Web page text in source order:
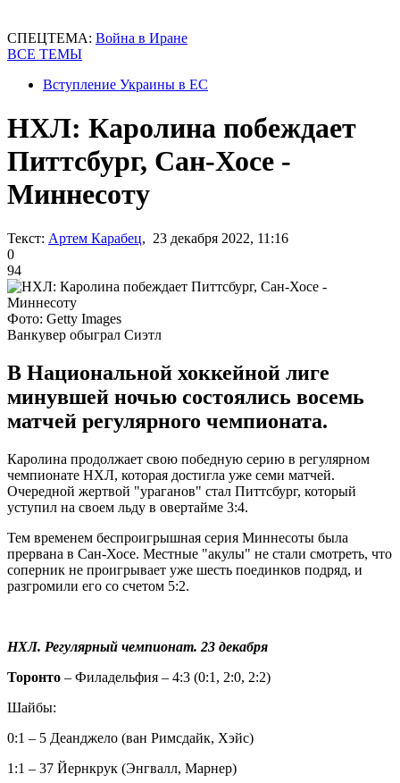
СПЕЦТЕМА: Война в Иране
ВСЕ ТЕМЫ
Вступление Украины в ЕС
НХЛ: Каролина побеждает
Питтсбург, Сан-Хосе -
Миннесоту
Текст: Артем Карабец, 23 декабря 2022, 11:16
0
94
Фото: Getty Images
Ванкувер обыграл Сиэтл
В Национальной хоккейной лиге
минувшей ночью состоялись восемь
матчей регулярного чемпионата.
Каролина продолжает свою победную серию в регулярном
чемпионате НХЛ, которая достигла уже семи матчей.
Очередной жертвой "ураганов" стал Питтсбург, который
уступил на своем льду в овертайме 3:4.
Тем временем беспроигрышная серия Миннесоты была
прервана в Сан-Хосе. Местные "акулы" не стали смотреть, что
соперник не проигрывает уже шесть поединков подряд, и
разгромили его со счетом 5:2.
НХЛ. Регулярный чемпионат. 23 декабря
Торонто – Филадельфия – 4:3 (0:1, 2:0, 2:2)
Шайбы:
0:1 – 5 Деанджело (ван Римсдайк, Хэйс)
1:1 – 37 Йернкрук (Энгвалл, Марнер)